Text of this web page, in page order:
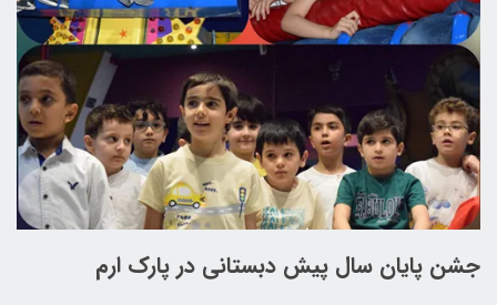
جشن پایان سال پیش دبستانی در پارک ارم